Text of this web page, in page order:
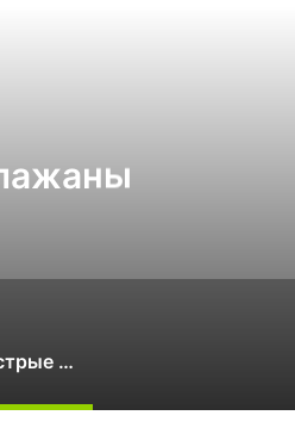
Липкие острые баклажаны